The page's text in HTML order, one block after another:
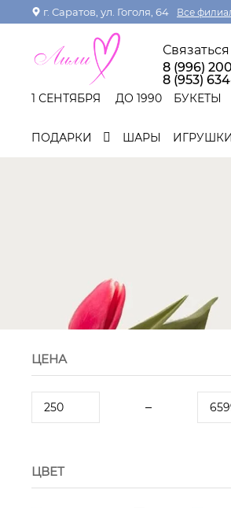
г. Саратов, ул. Гоголя, 64 Все
8 (996)
8 (953)
1 СЕНТЯБРЯ ДО 1990 БУКЕТЫ
ПОДАРКИ ШАРЫ ИГРУШКИ
ЦЕНА
ЦВЕТ